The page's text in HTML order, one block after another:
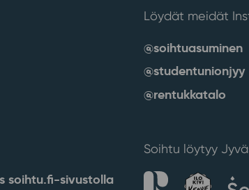
soihtu.fi-sivustolla
Löydät meidät
@soihtuasuminen
@studentunionjyy
@rentukkatalo
Soihtu löytyy